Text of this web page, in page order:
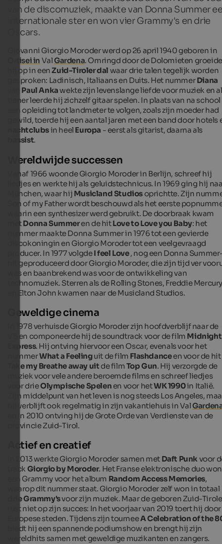
van de discomuziek, maakte van Donna Summer
internationale ster en won vier Grammy's en drie
Oscars.
Giovanni Giorgio Moroder werd op 26 april 1940 geboren in
Ortisei in ValGardena. Omringd door de Dolomieten groeide
hij op in eenZuid-Tiroler dal waar drie talen tegelijk worden
gesproken: Ladinisch, Italiaans en Duits. Het nummerDiana
Paul Ankawekte zijn levenslange liefde voor muziek en
tiener leerde hij zichzelf gitaar spelen. In plaats van na school
een opleiding tot landmeter te volgen, zoals zijn moeder had
gewild, toerde hij een aantal jaren met een band door hotels
nachtclubsin heel Europa - eerst als gitarist, daarna als
bassist.
Wereldwijde successen
Vanaf 1966 woonde Giorgio Moroder in Berlijn, schreef hij
liedjes en werkte hij als geluidstechnicus. In 1969 ging hij
München, waar hij Musicland Studios oprichtte. Zijn
Son of my Fatherwordt beschouwd als het eerste
waarin een synthesizer werd gebruikt. De doorbraak kwam
metDonna Summeren de hitLove to Love you Baby: het
nummer maakte Donna Summer in 1976 tot een gevierde
discokoningin en Giorgio Moroder tot een veelgevraagd
producer. In 1977 volgdeI feel Love, nog een Donna
hit geproduceerd door Giorgio Moroder, die zijn tijd ver
was en baanbrekend was voor de ontwikkeling van
technomuziek. Sterren als de Rolling Stones, Freddie
en Elton John kwamen naar de Musicland Studios.
Geweldige cinema
In 1978 verhuisde Giorgio Moroder zijn hoofdverblijf naar de
VS en componeerde hij de soundtrack voor de film Midnight
Express. Hij ontving hiervoor een Oscar, evenals voor het
nummerWhat a Feelinguit de film Flashdanceen voor de hit
Take my Breathe away uit de filmTop Gun. Hij verzorgde de
muziek voor vele andere beroemde films en schreef liedjes
voor drieOlympische Spelen en voor hetWK 1990in Italië.
Zijn middelpunt van het leven is nog steeds Los Angeles,
hij verblijft ook regelmatig in zijn vakantiehuis in Val
en in 2010 ontving hij de Grote Orde van Verdienste van de
provincie Zuid-Tirol.
Actief en creatief
In 2013 werkte Giorgio Moroder samen met Daft Punkvoor
track Giorgio by Moroder. Het Franse elektronische duo won
een Grammy voor het album Random Access Memories,
waarop dit nummer staat. Giorgio Moroder zelf won in totaal
drie Grammy'svoor zijn muziek. Maar de geboren Zuid-
rust niet op zijn succes: In het voorjaar van 2019 toert hij door
Europese steden. Tijdens zijn tourneeA Celebration of the
biedt hij een spannende podiumshow en brengt hij zijn
wereldhits samen met geweldige muzikanten en zangers.